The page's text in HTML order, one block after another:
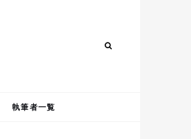
執筆者一覧